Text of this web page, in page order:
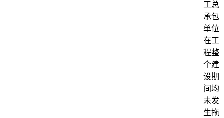
工总
承包
单位
在工
程整
个建
设期
间均
未发
生拖